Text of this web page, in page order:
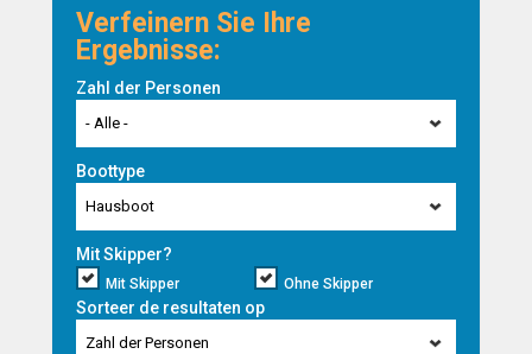
Verfeinern Sie Ihre
Ergebnisse:
Zahl der Personen
- Alle -
Boottype
Hausboot
Mit Skipper?
Mit Skipper Ohne Skipper
Sorteer de resultaten op
Zahl der Personen